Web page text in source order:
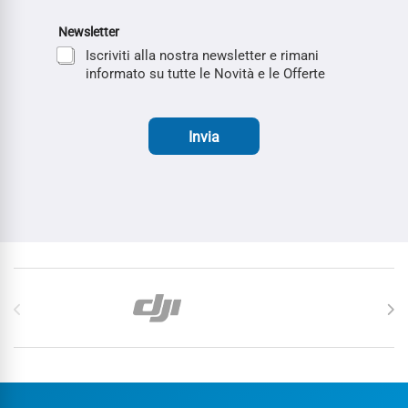
Newsletter
Iscriviti alla nostra newsletter e rimani
informato su tutte le Novità e le Offerte
Invia